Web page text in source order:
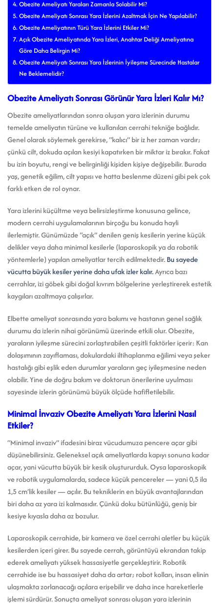
Obezite Ameliyatı Yaraları Zamanla Solabilir Mi?
Obezite Ameliyatı Sonrası Yara İzlerini Azaltmak İçin Ne Yapılabilir?
Obezite Ameliyatının Türü Yara İzlerini Etkiler Mi?
Açık Obezite Ameliyatında Yara İzleri, Anahtar Deliği Ameliyatına
Göre Daha Belirgin Mi?
Obezite Ameliyatı Sonrası Yara İzlerinin İyileşme Sürecinde Hastalar
Ne Beklemelidir?
Obezite Ameliyatı Sonrası Görünür Yara İzleri Kalır Mı?
Obezite ameliyatlarından sonra oluşan yara izlerinin durumu
temelde ameliyatın türüne ve kullanılan cerrahi tekniğe bağlıdır.
Genel olarak söylemek gerekirse, “kalıcı” bir iz her zaman vardır;
çünkü cilt, dokuda açılan kesiyi kapatırken bir miktar iz bırakır. Fakat
bu izin boyutu, rengi ve belirginliği kişiden kişiye değişebilir. Burada
yaş, genetik eğilim, cilt yapısı ve hatta beslenme düzeni gibi pek çok
farklı etken de rol oynar.
Yara izlerini küçültme veya belirsizleştirme konusuna gelince,
modern cerrahi uygulamalarının birçoğu bu konuda hayli
ilerlemiştir. Günümüzde “açık” denilen geniş kesilerin yerine küçük
delikler veya daha minimal kesilerle (laparoskopik ya da robotik
yöntemlerle) yapılan ameliyatlar tercih edilmektedir.Bu sayede
vücutta büyük kesiler yerine daha ufak izler kalır.Ayrıca bazı
cerrahlar, izi göbek gibi doğal kıvrım bölgelerine yerleştirerek estetik
kaygıları azaltmaya çalışırlar.
Elbette ameliyat sonrasında yara bakımı ve hastanın genel sağlık
durumu da izlerin nihai görünümü üzerinde etkili olur. Obezite,
yaraların iyileşme sürecini zorlaştırabilen çeşitli faktörler içerir: Kan
dolaşımının zayıflaması, dokulardaki iltihaplanma eğilimi veya şeker
hastalığı gibi eşlik eden durumlar yaraların geç iyileşmesine neden
olabilir. Yine de doğru bakım ve doktorun önerilerine uyulması
sayesinde izlerin görünümü büyük ölçüde hafifletilebilir.
Minimal İnvaziv Obezite Ameliyatı Yara İzlerini Nasıl
Etkiler?
“Minimal invaziv” ifadesini biraz vücudumuza pencere açar gibi
düşünebilirsiniz. Geleneksel açık ameliyatlarda kapıyı sonuna kadar
açar, yani vücutta büyük bir kesik oluştururduk. Oysa laparoskopik
ve robotik uygulamalarda, sadece küçük pencereler — yani 0,5 ila
1,5 cm’lik kesiler — açılır. Bu tekniklerin en büyük avantajlarından
biri daha az yara izi kalmasıdır. Çünkü doku bütünlüğü, geniş bir
kesiye kıyasla daha az bozulur.
Laparoskopik cerrahide, bir kamera ve özel cerrahi aletler bu küçük
kesilerden içeri girer. Bu sayede cerrah, görüntüyü ekrandan takip
ederek ameliyatı yüksek hassasiyetle gerçekleştirir. Robotik
cerrahide ise bu hassasiyet daha da artar; robot kolları, insan elinin
ulaşmakta zorlanacağı açılara erişebilir ve daha ince hareketlerle
işlemi sürdürür. Sonuçta ameliyat sonrası oluşan yara izlerinin